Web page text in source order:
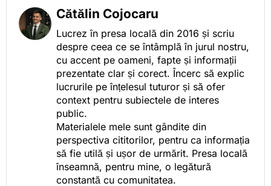
Cătălin Cojocaru
Lucrez în presa locală din 2016 și scriu
despre ceea ce se întâmplă în jurul nostru,
cu accent pe oameni, fapte și informații
prezentate clar și corect. Încerc să explic
lucrurile pe înțelesul tuturor și să ofer
context pentru subiectele de interes
public.
Materialele mele sunt gândite din
perspectiva cititorilor, pentru ca informația
să fie utilă și ușor de urmărit. Presa locală
înseamnă, pentru mine, o legătură
constantă cu comunitatea.